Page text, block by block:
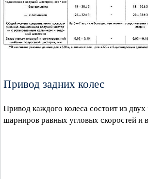
Привод задних колес
Привод каждого колеса состоит из
шарниров равных угловых скоростей и